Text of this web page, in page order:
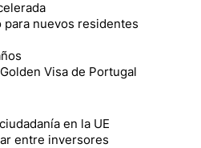
para nuevos residentes
Visa de Portugal
en la UE
entre inversores